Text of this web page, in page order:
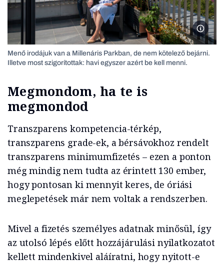
Rózsa
Menő irodájuk van a Millenáris Parkban, de nem kötelező bejárni.
Illetve most szigorítottak: havi egyszer azért be kell menni.
Megmondom, ha te is
megmondod
Transzparens kompetencia-térkép,
transzparens grade-ek, a bérsávokhoz rendelt
transzparens minimumfizetés – ezen a ponton
még mindig nem tudta az érintett 130 ember,
hogy pontosan ki mennyit keres, de óriási
meglepetések már nem voltak a rendszerben.
Mivel a fizetés személyes adatnak minősül, így
az utolsó lépés előtt hozzájárulási nyilatkozatot
kellett mindenkivel aláíratni, hogy nyitott-e